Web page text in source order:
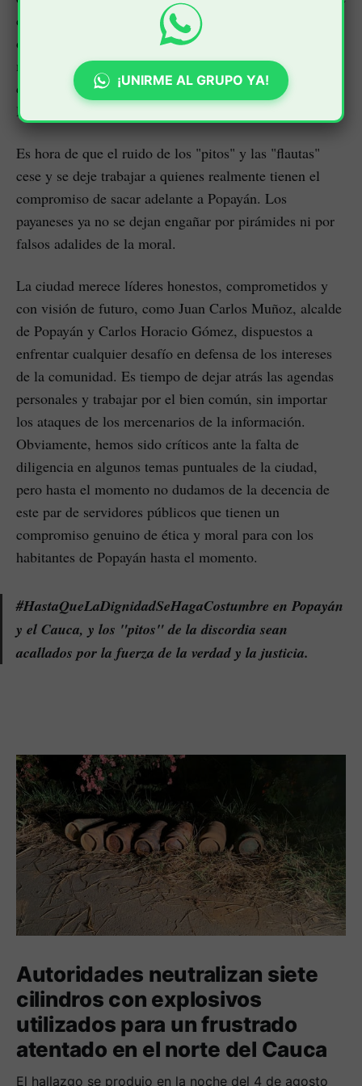
con los recursos públicos, sagrados tesoros que
deberían emplearse en mejorar la calidad de vida de los
más vulnerables. Afortunadamente, aunque la justicia
colombiana suele ser lenta, al final siempre alcanza a
los pillos.
Es hora de que el ruido de los "pitos" y las "flautas"
cese y se deje trabajar a quienes realmente tienen el
compromiso de sacar adelante a Popayán. Los
payaneses ya no se dejan engañar por pirámides ni por
falsos adalides de la moral.
La ciudad merece líderes honestos, comprometidos y
con visión de futuro, como Juan Carlos Muñoz, alcalde
de Popayán y Carlos Horacio Gómez, dispuestos a
enfrentar cualquier desafío en defensa de los intereses
de la comunidad. Es tiempo de dejar atrás las agendas
personales y trabajar por el bien común, sin importar
los ataques de los mercenarios de la información.
Obviamente, hemos sido críticos ante la falta de
diligencia en algunos temas puntuales de la ciudad,
pero hasta el momento no dudamos de la decencia de
este par de servidores públicos que tienen un
compromiso genuino de ética y moral para con los
habitantes de Popayán hasta el momento.
#HastaQueLaDignidadSeHagaCostumbre en Popayán
y el Cauca, y los "pitos" de la discordia sean
acallados por la fuerza de la verdad y la justicia.
Autoridades neutralizan siete
cilindros con explosivos
utilizados para un frustrado
atentado en el norte del Cauca
El hallazgo se produjo en la noche del 4 de agosto
¡UNIRME AL GRUPO YA!